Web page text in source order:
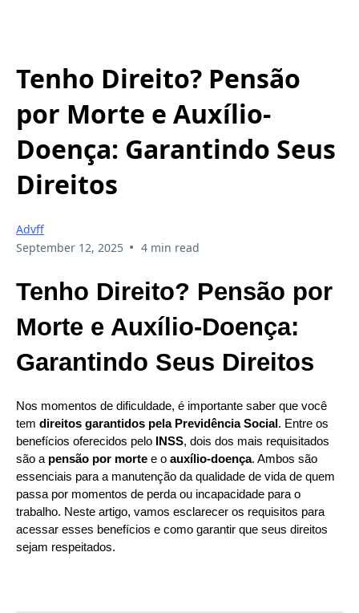
Tenho Direito? Pensão
por Morte e Auxílio-
Doença: Garantindo Seus
Direitos
Advff
September 12, 2025 • 4 min read
Tenho Direito? Pensão por
Morte e Auxílio-Doença:
Garantindo Seus Direitos
Nos momentos de dificuldade, é importante saber que você
tem direitos garantidos pela Previdência Social . Entre os
benefícios oferecidos pelo
INSS, dois dos mais requisitados
são a pensão por morte e o auxílio-doença. Ambos são
essenciais para a manutenção da qualidade de vida de quem
passa por momentos de perda ou incapacidade para o
trabalho. Neste artigo, vamos esclarecer os requisitos para
acessar esses benefícios e como garantir que seus direitos
sejam respeitados.